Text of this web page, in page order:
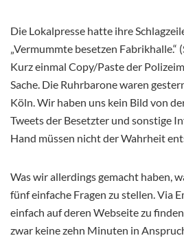
Die Lokalpresse hatte ihre
„Vermummte besetzen Fabrikhalle.“
Kurz einmal Copy/Paste der
Sache. Die Ruhrbarone waren
Köln. Wir haben uns kein Bild von
Tweets der Besetzter und sonstige
Hand müssen nicht der Wahrheit
Was wir allerdings gemacht haben,
fünf einfache Fragen zu stellen. Via
einfach auf deren Webseite zu
zwar keine zehn Minuten in